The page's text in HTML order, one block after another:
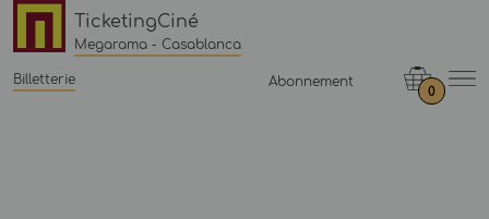
TicketingCiné
Megarama - Casablanca
Billetterie Abonnement
0